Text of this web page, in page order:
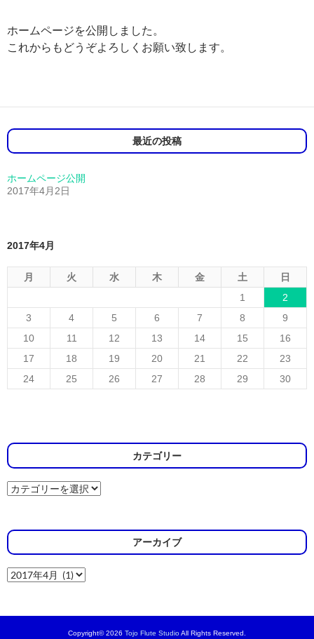
ホームページを公開しました。
これからもどうぞよろしくお願い致します。
最近の投稿
ホームページ公開
2017年4月2日
2017年4月
月 火 水 木 金 土
日
1
2
3
4 5 6 7 8
9
10
11 12 13 14 15
16
17
18 19 20 21 22
23
24
25 26 27 28 29 30
カテゴリー
カ
テ
ー
アーカイブ
ア
ー
Copyright© 2026 Tojo Flute StudioAll Rights Reserved.